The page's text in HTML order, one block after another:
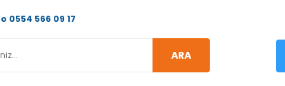
0554 566 09 17
ARA